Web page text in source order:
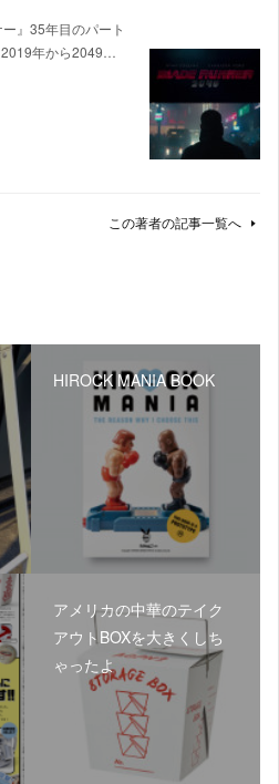
』35年目のパート
2019年から2049…
この著者の記事一覧へ
HIROCK MANIA BOOK
アメリカの中華のテイク
アウトBOXを大きくしち
ゃったよ